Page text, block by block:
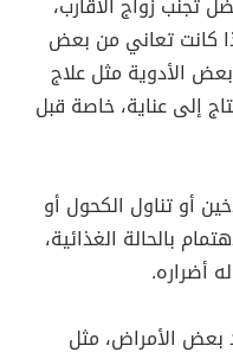
كانت تعاني من بعض
الأدوية مثل علاج
إلى عناية، خاصة قبل
أو تناول الكحول أو
بالحالة الغذائية،
أضراره.
بعض الأمراض، مثل